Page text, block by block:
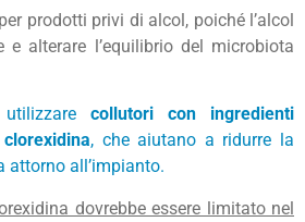
prodotti privi di alcol, poiché l’alcol
e alterare l’equilibrio del microbiota
collutori con ingredienti
clorexidina, che aiutano a ridurre la
attorno all’impianto.
dovrebbe essere limitato nel